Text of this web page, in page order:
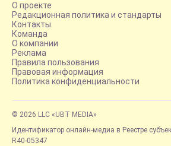
О проекте
Редакционная политика и стандарты
Контакты
Команда
О компании
Реклама
Правила пользования
Правовая информация
Политика конфиденциальности
© 2026 LLC «UBT MEDIA»
Идентификатор онлайн-медиа в Реестре
R40-05347